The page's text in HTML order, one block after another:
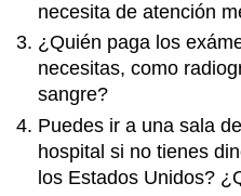
necesita de atención
¿Quién paga los
necesitas, como
sangre?
Puedes ir a una sala
hospital si no tienes
los Estados Unidos?